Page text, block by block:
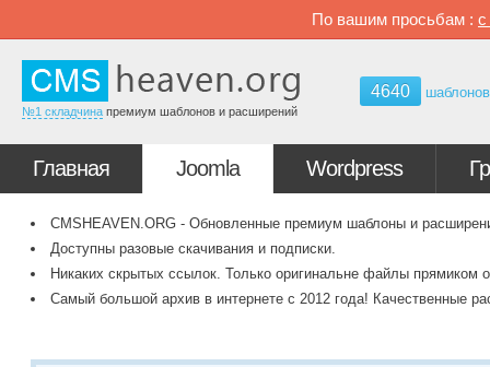
По вашим просьбам : с
№1 складчина премиум шаблонов и расширений
4640 шаблонов
Главная Joomla Wordpress
CMSHEAVEN.ORG - Обновленные премиум шаблоны и
Доступны разовые скачивания и подписки.
Никаких скрытых ссылок. Только оригинальне файлы прямиком
Самый большой архив в интернете с 2012 года! Качественные